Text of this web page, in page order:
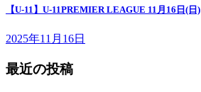
【U-11】U-11PREMIER LEAGUE 11月16日(日)
2025年11月16日
最近の投稿